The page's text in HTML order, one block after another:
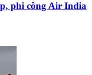
phi công Air India